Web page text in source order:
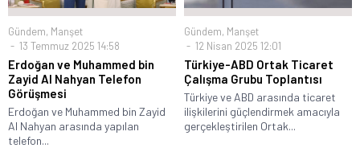
Gündem, Manşet
13 Temmuz 2025 14:58
Erdoğan ve Muhammed bin
Zayid Al Nahyan Telefon
Görüşmesi
Erdoğan ve Muhammed bin Zayid
Al Nahyan arasında yapılan
telefon...
Gündem, Manşet
12 Nisan 2025 12:01
Türkiye-ABD Ortak Ticaret
Çalışma Grubu Toplantısı
Türkiye ve ABD arasında ticaret
ilişkilerini güçlendirmek amacıyla
gerçekleştirilen Ortak...